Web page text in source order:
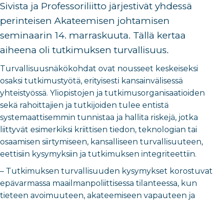
Sivista ja Professoriliitto järjestivät yhdessä
perinteisen Akateemisen johtamisen
seminaarin 14. marraskuuta. Tällä kertaa
aiheena oli tutkimuksen turvallisuus.
Turvallisuusnäkökohdat ovat nousseet keskeiseksi
osaksi tutkimustyötä, erityisesti kansainvälisessä
yhteistyössä. Yliopistojen ja tutkimusorganisaatioiden
sekä rahoittajien ja tutkijoiden tulee entistä
systemaattisemmin tunnistaa ja hallita riskejä, jotka
liittyvät esimerkiksi kriittisen tiedon, teknologian tai
osaamisen siirtymiseen, kansalliseen turvallisuuteen,
eettisiin kysymyksiin ja tutkimuksen integriteettiin.
– Tutkimuksen turvallisuuden kysymykset korostuvat
epävarmassa maailmanpoliittisessa tilanteessa, kun
tieteen avoimuuteen, akateemiseen vapauteen ja